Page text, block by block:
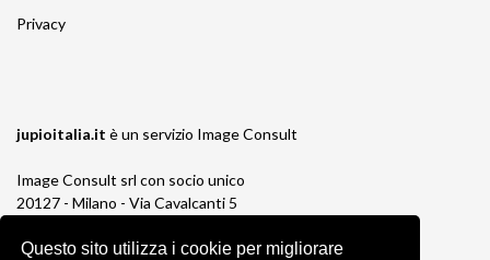
Questo sito utilizza i cookie per migliorare
Privacy
jupioitalia.it è un servizio Image Consult
Image Consult srl con socio unico
20127 - Milano - Via Cavalcanti 5
P.IVA e C.F. 03383650961